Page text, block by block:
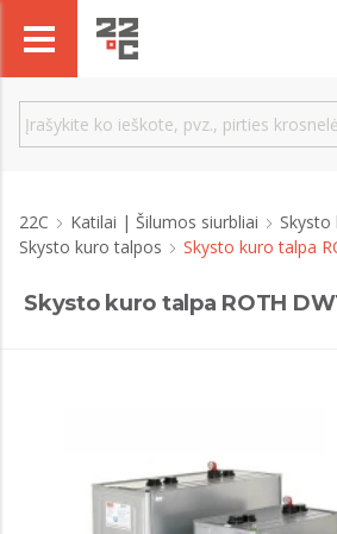
22C Katilai | Šilumos siurbliai
Skysto
Skysto kuro talpos
Skysto kuro talpa
Skysto kuro talpa ROTH